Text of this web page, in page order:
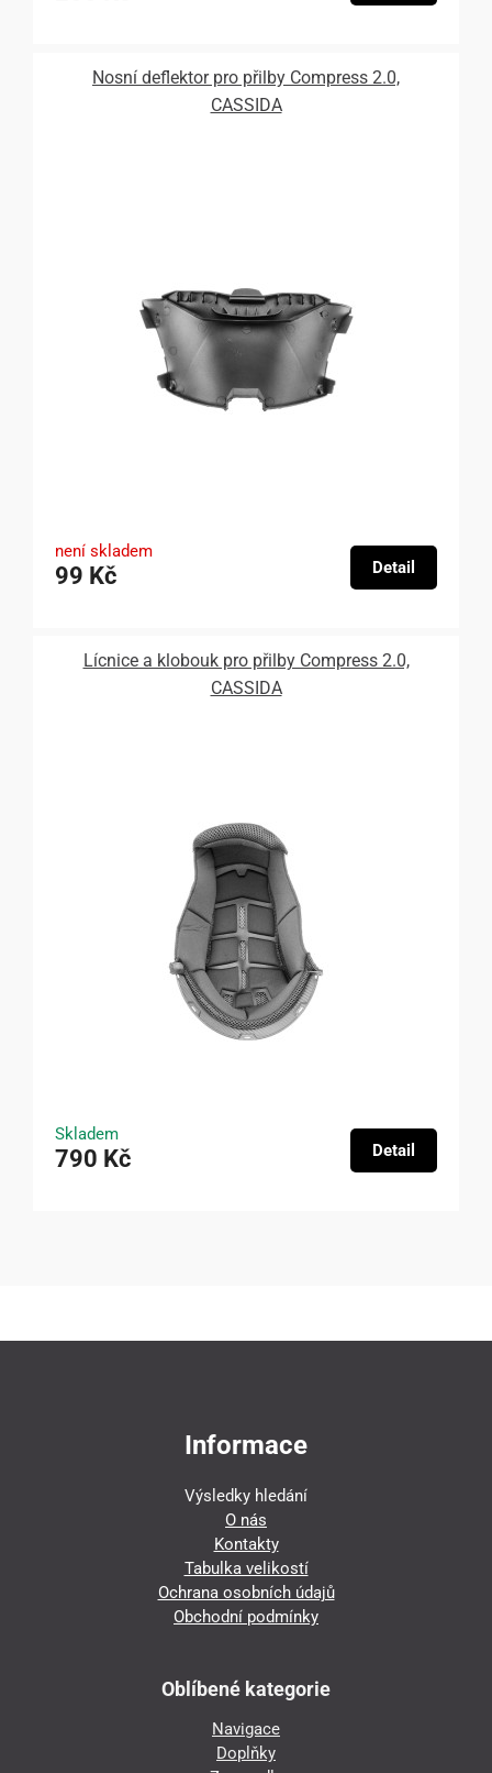
Nosní deflektor pro přilby Compress 2.0,
CASSIDA
není skladem
99 Kč Detail
Lícnice a klobouk pro přilby Compress 2.0,
CASSIDA
Skladem
790 Kč Detail
Informace
Výsledky hledání
O nás
Kontakty
Tabulka velikostí
Ochrana osobních údajů
Obchodní podmínky
Oblíbené kategorie
Navigace
Doplňky